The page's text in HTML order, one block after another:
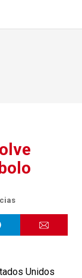
Unidos